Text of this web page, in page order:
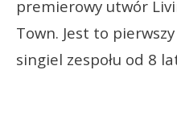
premierowy utwór
Town. Jest to
singiel zespołu od 8